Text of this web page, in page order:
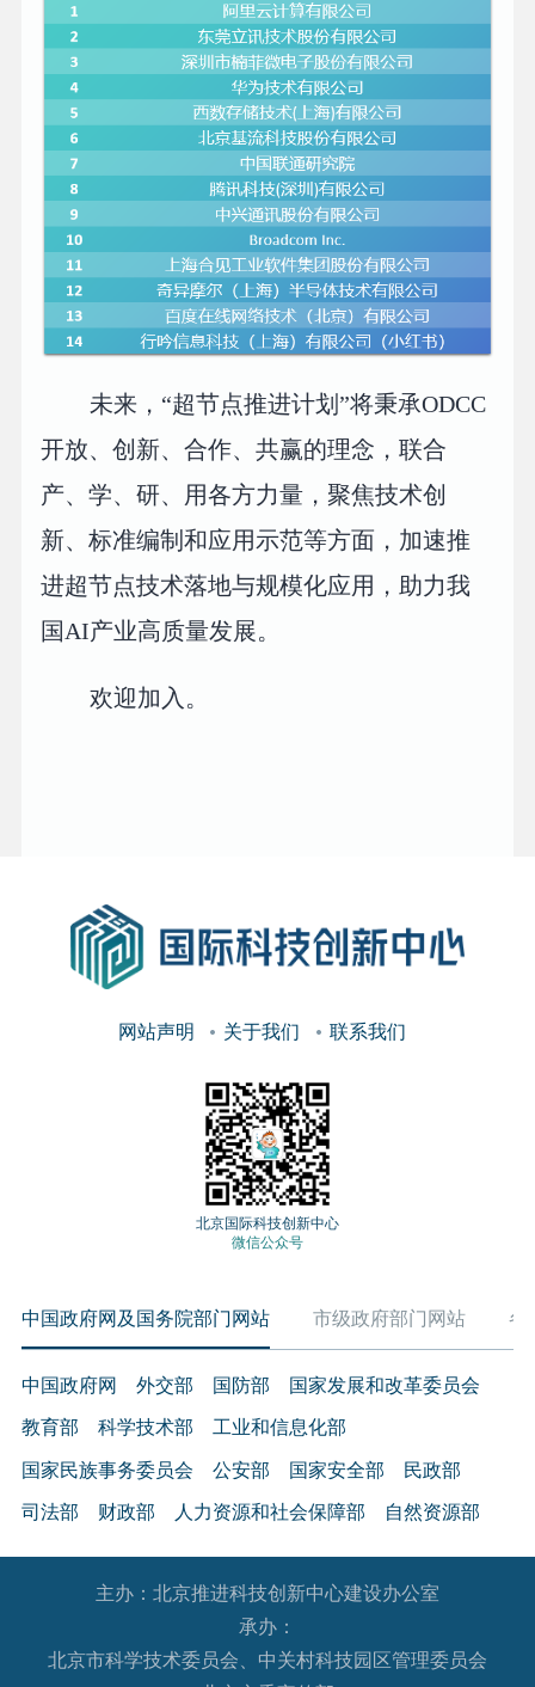
未来，“超节点推进计划”将秉承ODCC
开放、创新、合作、共赢的理念，联合
产、学、研、用各方力量，聚焦技术创
新、标准编制和应用示范等方面，加速推
进超节点技术落地与规模化应用，助力我
国AI产业高质量发展。
欢迎加入。
网站声明 关于我们 联系我们
北京国际科技创新中心
微信公众号
中国政府网及国务院部门网站 市级政府部门网站 各
中国政府网 外交部 国防部 国家发展和改革委员会
教育部 科学技术部 工业和信息化部
国家民族事务委员会 公安部 国家安全部 民政部
司法部 财政部 人力资源和社会保障部 自然资源部
生态环境部 住房和城乡建设部 交通运输部 水利部
农业农村部 商务部 文化和旅游部
退役军人事务部
国家语言文字工作委员会
主办：北京推进科技创新中心建设办公室
承办：
北京市科学技术委员会、中关村科技园区管理委员会